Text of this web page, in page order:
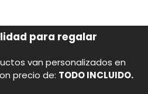
para regalar
van personalizados en
precio de: TODO INCLUIDO.